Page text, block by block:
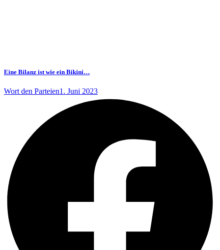
Eine Bilanz ist wie ein Bikini…
Wort den Parteien1. Juni 2023